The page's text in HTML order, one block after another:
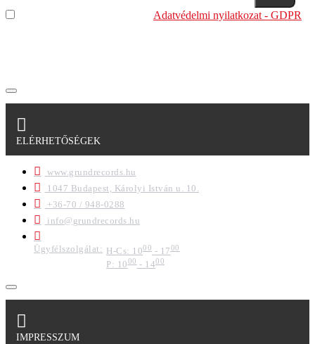
Adatvédelmi nyilatkozat - GDPR
ELÉRHETŐSÉGEK
www.grundrecords.hu
1047 Budapest, Károlyi István u. 10.
+36-70 / 948-0288
info@grundrecords.hu
Ügyfélszolgálat: H-Cs: 1000 - 1700
P: 1000- 1400
IMPRESSZUM